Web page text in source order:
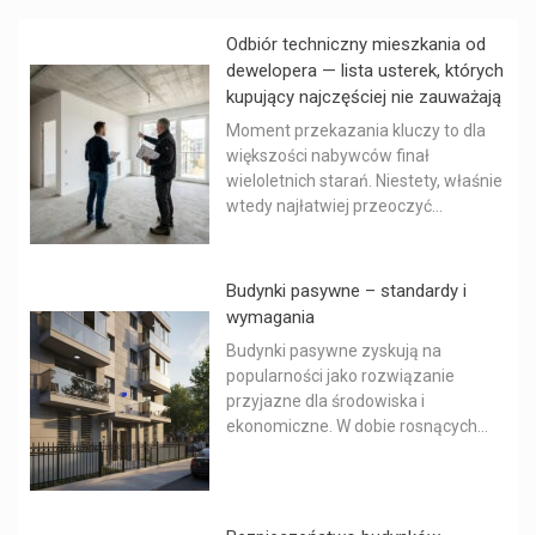
Odbiór techniczny mieszkania od
dewelopera — lista usterek, których
kupujący najczęściej nie zauważają
Moment przekazania kluczy to dla
większości nabywców finał
wieloletnich starań. Niestety, właśnie
wtedy najłatwiej przeoczyć...
Budynki pasywne – standardy i
wymagania
Budynki pasywne zyskują na
popularności jako rozwiązanie
przyjazne dla środowiska i
ekonomiczne. W dobie rosnących...